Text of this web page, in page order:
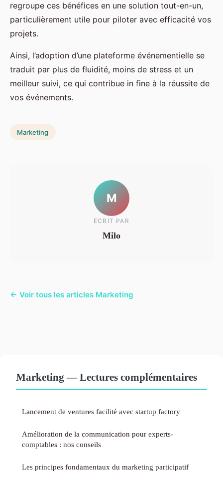
regroupe ces bénéfices en une solution tout-en-un,
particulièrement utile pour piloter avec efficacité vos
projets.
Ainsi, l’adoption d’une plateforme événementielle se
traduit par plus de fluidité, moins de stress et un
meilleur suivi, ce qui contribue in fine à la réussite de
vos événements.
Marketing
M
ECRIT PAR
Milo
← Voir tous les articles Marketing
Marketing — Lectures complémentaires
Lancement de ventures facilité avec startup factory
Amélioration de la communication pour experts-
comptables : nos conseils
Les principes fondamentaux du marketing participatif